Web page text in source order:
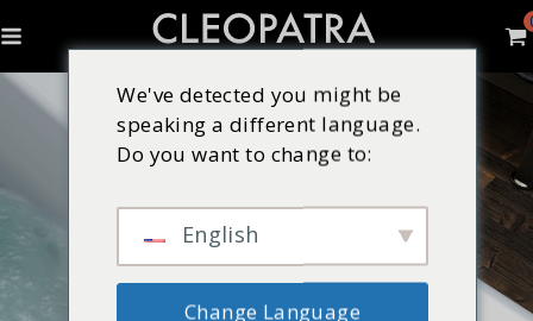
We've detected you might be
speaking a different language.
Do you want to change to:
English
Change Language